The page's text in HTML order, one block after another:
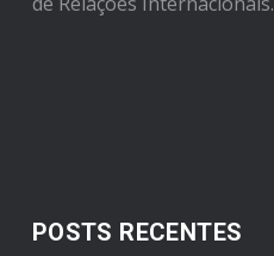
POSTS RECENTES